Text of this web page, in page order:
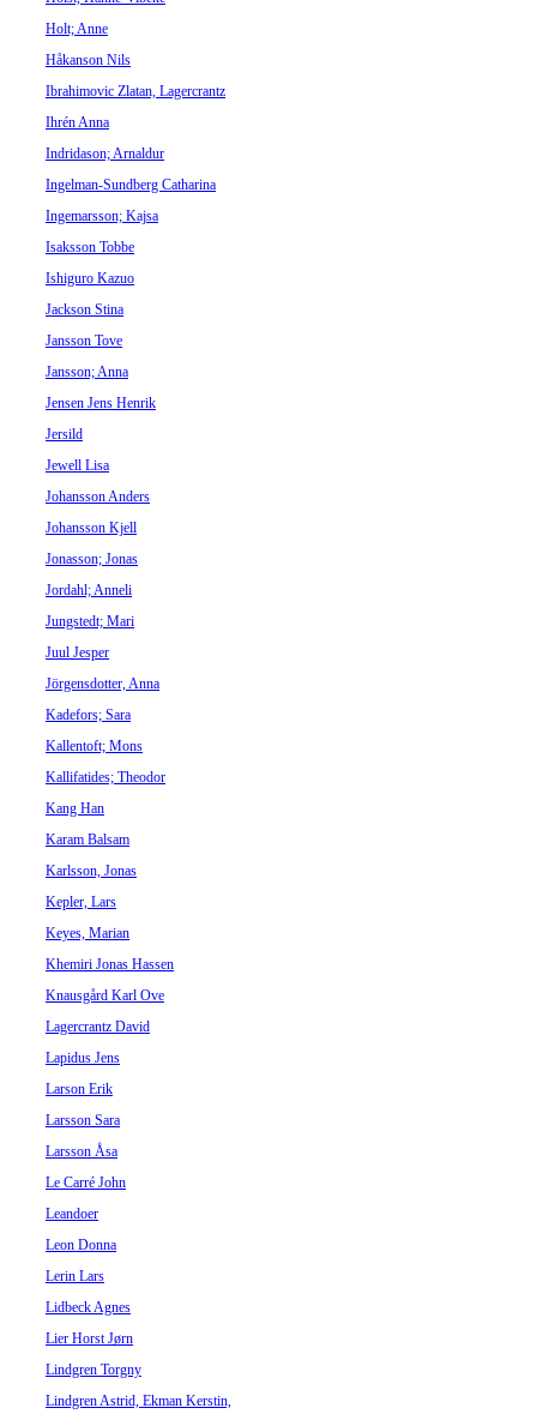
Holt; Anne
Håkanson Nils
Ibrahimovic Zlatan, Lagercrantz
Ihrén Anna
Indridason; Arnaldur
Ingelman-Sundberg Catharina
Ingemarsson; Kajsa
Isaksson Tobbe
Ishiguro Kazuo
Jackson Stina
Jansson Tove
Jansson; Anna
Jensen Jens Henrik
Jersild
Jewell Lisa
Johansson Anders
Johansson Kjell
Jonasson; Jonas
Jordahl; Anneli
Jungstedt; Mari
Juul Jesper
Jörgensdotter, Anna
Kadefors; Sara
Kallentoft; Mons
Kallifatides; Theodor
Kang Han
Karam Balsam
Karlsson, Jonas
Kepler, Lars
Keyes, Marian
Khemiri Jonas Hassen
Knausgård Karl Ove
Lagercrantz David
Lapidus Jens
Larson Erik
Larsson Sara
Larsson Åsa
Le Carré John
Leandoer
Leon Donna
Lerin Lars
Lidbeck Agnes
Lier Horst Jørn
Lindgren Torgny
Lindgren Astrid, Ekman Kerstin,